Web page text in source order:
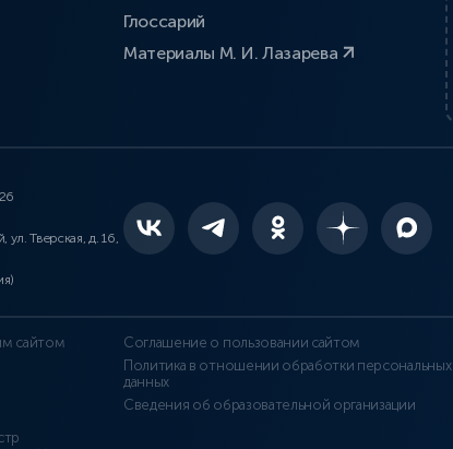
Глоссарий
Материалы М. И. Лазарева
ул. Тверская, д. 16,
сайтом
Соглашение о пользовании сайтом
Политика в отношении обработки персональных
данных
Сведения об образовательной организации